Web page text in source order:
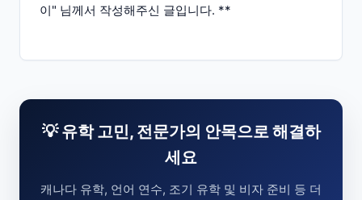
이" 님께서 작성해주신 글입니다. **
💡 유학 고민, 전문가의 안목으로 해결하
세요
캐나다 유학, 언어 연수, 조기 유학 및 비자 준비 등 더